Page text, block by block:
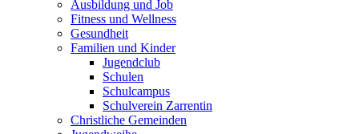
Ausbildung und Job
Fitness und Wellness
Gesundheit
Familien und Kinder
Jugendclub
Schulen
Schulcampus
Schulverein Zarrentin
Christliche Gemeinden